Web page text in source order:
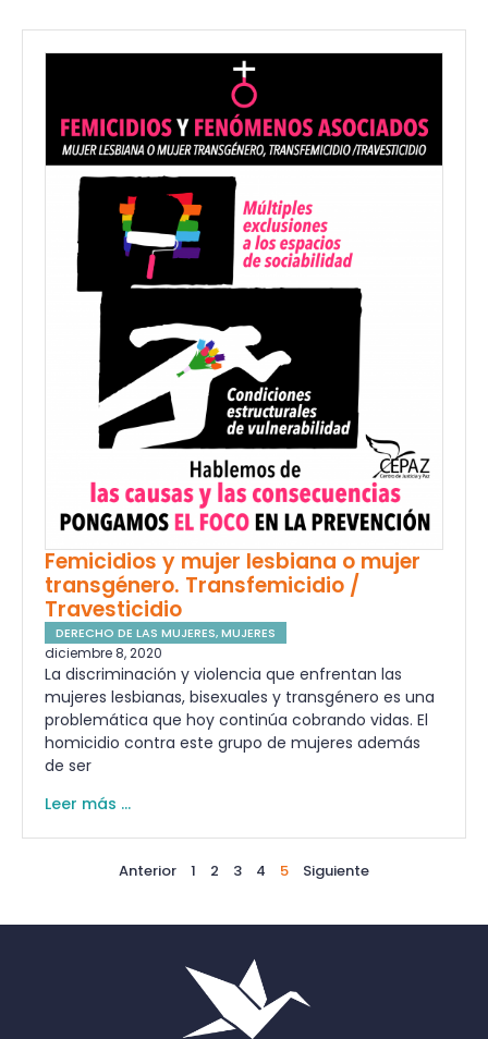
Femicidios y mujer lesbiana o mujer
transgénero. Transfemicidio /
Travesticidio
DERECHO DE LAS MUJERES,MUJERES
diciembre 8, 2020
La discriminación y violencia que enfrentan las
mujeres lesbianas, bisexuales y transgénero es una
problemática que hoy continúa cobrando vidas. El
homicidio contra este grupo de mujeres además
de ser
Leer más ...
Anterior 1 2 3 4 5 Siguiente